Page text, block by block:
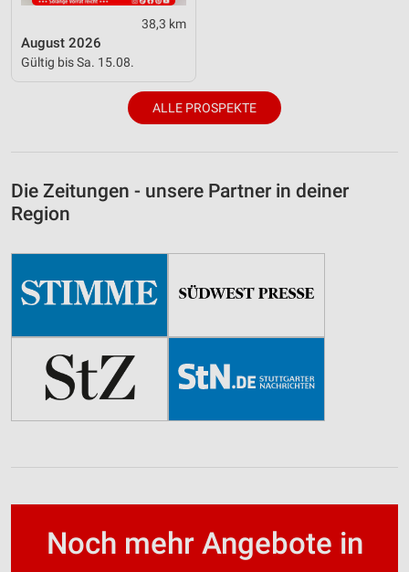
38,3 km
August 2026
Gültig bis Sa. 15.08.
ALLE PROSPEKTE
Die Zeitungen - unsere Partner in deiner
Region
Noch mehr Angebote in